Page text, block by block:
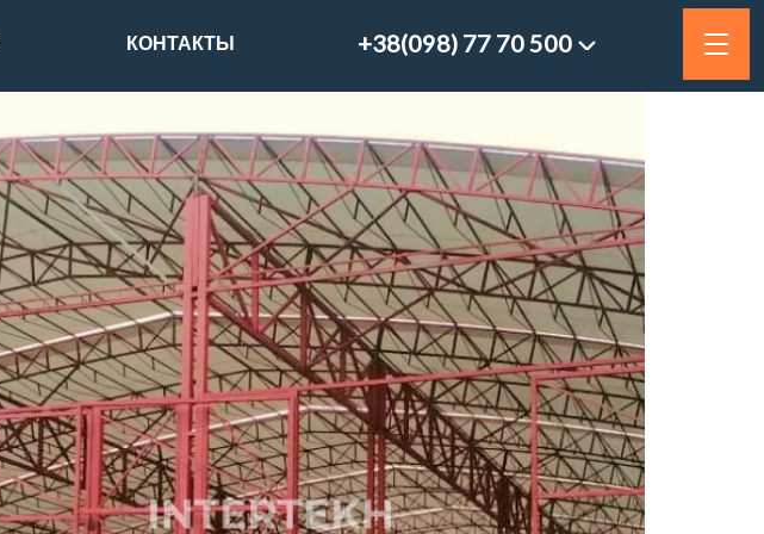
КОНТАКТЫ +38(098) 77 70 500